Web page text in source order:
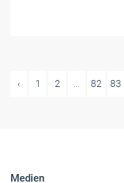
‹ 1 2 ... 82 83
Medien